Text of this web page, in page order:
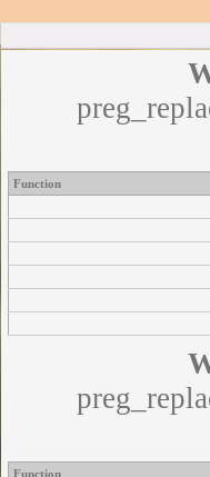
Function
Function